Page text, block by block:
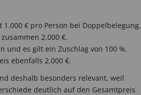
€ pro Person bei Doppelbelegung,
2.000 €.
und es gilt ein Zuschlag von 100 %,
ebenfalls 2.000 €.
deshalb besonders relevant, weil
deutlich auf den Gesamtpreis